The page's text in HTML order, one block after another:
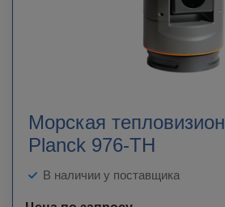
Морская
Planck 976-TH
В наличии у поставщика